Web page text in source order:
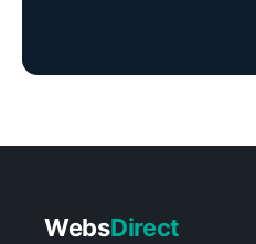
WebsDirect